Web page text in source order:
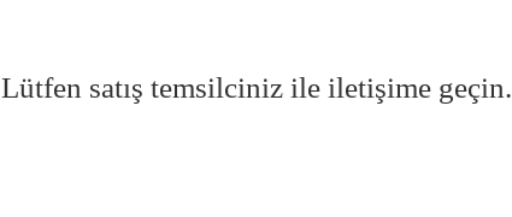
Lütfen satış temsilciniz ile iletişime geçin.